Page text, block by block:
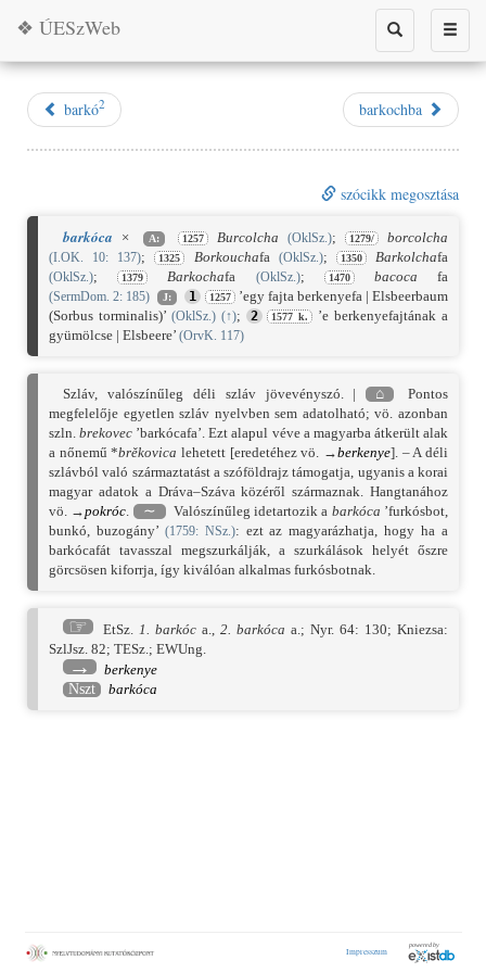
Toggle
Toggle
search
❖ ÚESzWeb
barkó2 barkochba
szócikk megosztása
barkóca × A: 1257 Burcolcha (OklSz.); 1279/ borcolcha
(I.OK. 10: 137); 1325 Borkouchafa (OklSz.); 1350 Barkolchafa
(OklSz.); 1379 Barkochafa (OklSz.); 1470 bacoca fa
(SermDom. 2: 185) J: 1 1257 ’egy fajta berkenyefa | Elsbeerbaum
(Sorbus torminalis)’ (OklSz.) (↑); 2 1577 k.
’e berkenyefajtának a
gyümölcse | Elsbeere’ (OrvK. 117)
Szláv, valószínűleg déli szláv jövevényszó. | ⌂
Pontos
megfelelője egyetlen szláv nyelvben sem adatolható; vö. azonban
szln.brekovec ’barkócafa’. Ezt alapul véve a magyarba átkerült alak
a nőnemű *brěkovica lehetett [eredetéhez vö. →berkenye]. – A déli
szlávból való származtatást a szóföldrajz támogatja, ugyanis a korai
magyar adatok a Dráva–Száva közéről származnak. Hangtanához
vö. →pokróc. ∼ Valószínűleg idetartozik a barkóca ’furkósbot,
bunkó, buzogány’ (1759: NSz.): ezt az magyarázhatja, hogy ha a
barkócafát tavasszal megszurkálják, a szurkálások helyét őszre
görcsösen kiforrja, így kiválóan alkalmas furkósbotnak.
☞ EtSz. 1. barkóc a.,2. barkóca a.;Nyr. 64: 130;Kniezsa:
SzlJsz. 82; TESz.; EWUng.
→
berkenye
Nszt
barkóca